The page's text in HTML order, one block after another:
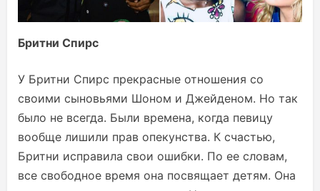
Бритни Спирс
У Бритни Спирс прекрасные отношения со
своими сыновьями Шоном и Джейденом. Но так
было не всегда. Были времена, когда певицу
вообще лишили прав опекунства. К счастью,
Бритни исправила свои ошибки. По ее словам,
все свободное время она посвящает детям. Она